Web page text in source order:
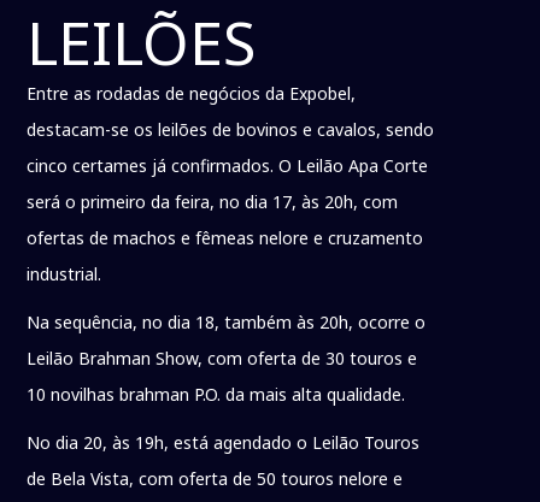
LEILÕES
Entre as rodadas de negócios da Expobel,
destacam-se os leilões de bovinos e cavalos, sendo
cinco certames já confirmados. O Leilão Apa Corte
será o primeiro da feira, no dia 17, às 20h, com
ofertas de machos e fêmeas nelore e cruzamento
industrial.
Na sequência, no dia 18, também às 20h, ocorre o
Leilão Brahman Show, com oferta de 30 touros e
10 novilhas brahman P.O. da mais alta qualidade.
No dia 20, às 19h, está agendado o Leilão Touros
de Bela Vista, com oferta de 50 touros nelore e